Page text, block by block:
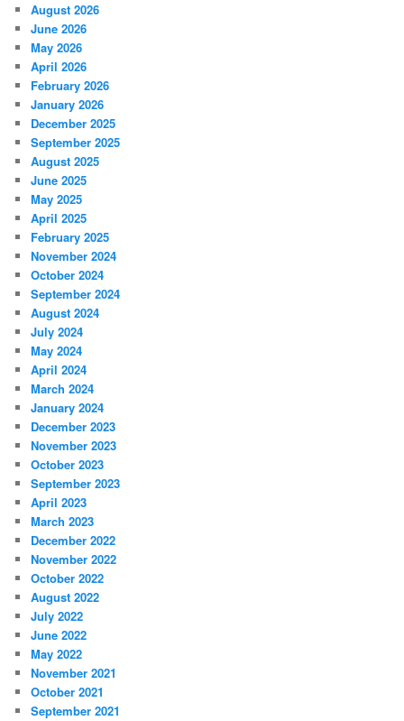
August 2026
June 2026
May 2026
April 2026
February 2026
January 2026
December 2025
September 2025
August 2025
June 2025
May 2025
April 2025
February 2025
November 2024
October 2024
September 2024
August 2024
July 2024
May 2024
April 2024
March 2024
January 2024
December 2023
November 2023
October 2023
September 2023
April 2023
March 2023
December 2022
November 2022
October 2022
August 2022
July 2022
June 2022
May 2022
November 2021
October 2021
September 2021